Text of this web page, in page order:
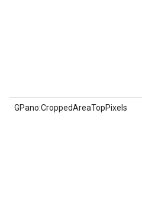
GPano:CroppedAreaTopPixels